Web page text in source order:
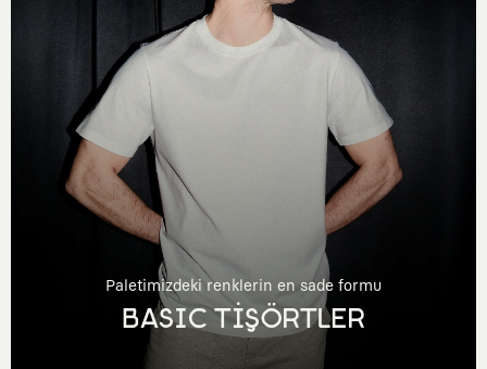
Paletimizdeki renklerin en sade formu
BASIC TİŞÖRTLER